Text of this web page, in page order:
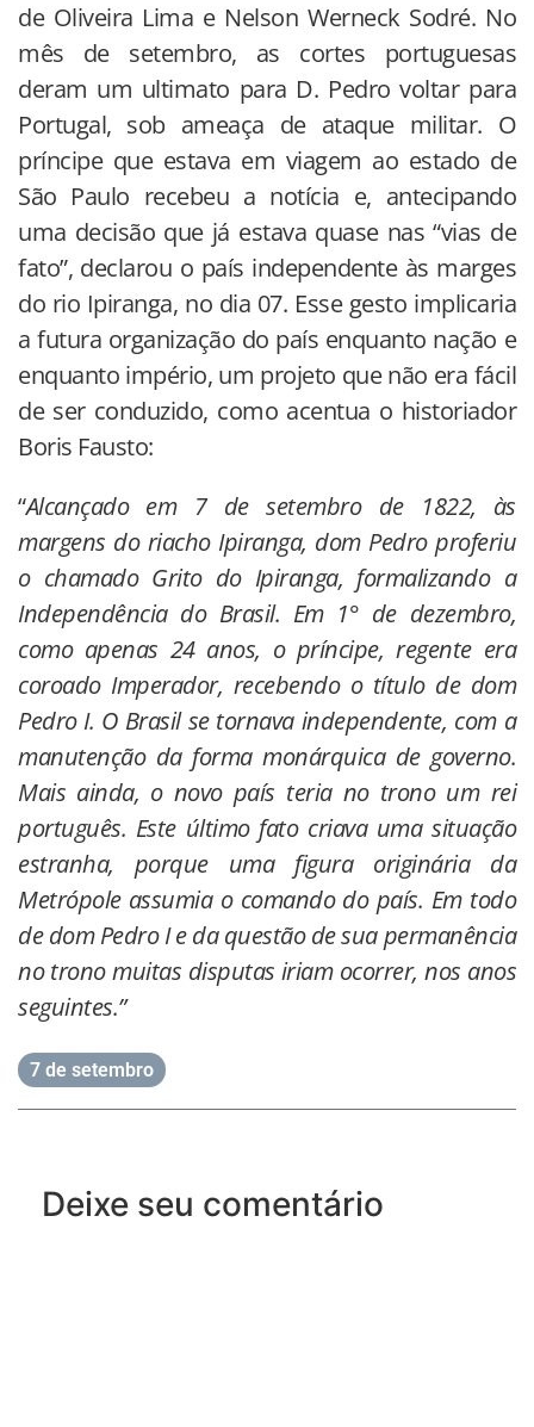
de Oliveira Lima e Nelson Werneck Sodré. No
mês de setembro, as cortes portuguesas
deram um ultimato para D. Pedro voltar para
Portugal, sob ameaça de ataque militar. O
príncipe que estava em viagem ao estado de
São Paulo recebeu a notícia e, antecipando
uma decisão que já estava quase nas “vias de
fato”, declarou o país independente às marges
do rio Ipiranga, no dia 07. Esse gesto implicaria
a futura organização do país enquanto nação e
enquanto império, um projeto que não era fácil
de ser conduzido, como acentua o historiador
Boris Fausto:
“Alcançado em 7 de setembro de 1822, às
margens do riacho Ipiranga, dom Pedro proferiu
o chamado Grito do Ipiranga, formalizando a
Independência do Brasil. Em 1° de dezembro,
como apenas 24 anos, o príncipe, regente era
coroado Imperador, recebendo o título de dom
Pedro I. O Brasil se tornava independente, com a
manutenção da forma monárquica de governo.
Mais ainda, o novo país teria no trono um rei
português. Este último fato criava uma situação
estranha, porque uma figura originária da
Metrópole assumia o comando do país. Em todo
de dom Pedro I e da questão de sua permanência
no trono muitas disputas iriam ocorrer, nos anos
seguintes.”
7 de setembro
Deixe seu comentário